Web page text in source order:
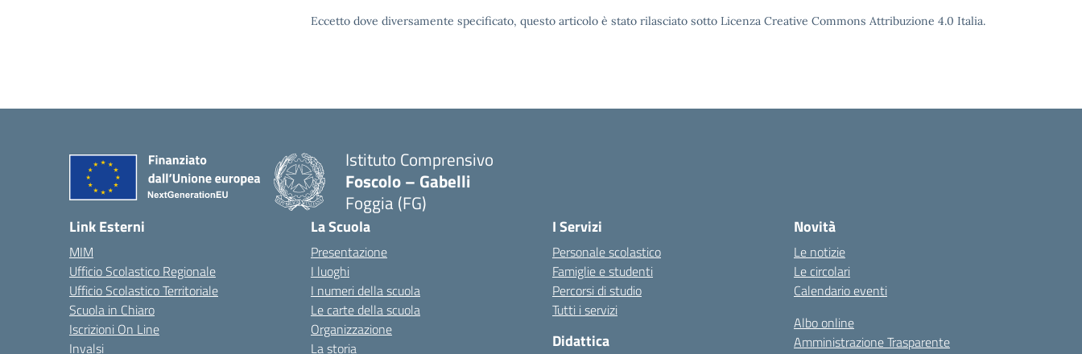
Eccetto dove diversamente specificato, questo articolo è stato rilasciato sotto Licenza Creative Commons Attribuzione 4.0 Italia.
Istituto Comprensivo
Foscolo – Gabelli
Foggia (FG)
— Visita la pagina iniziale della scuola
Link Esterni
MIM
Ufficio Scolastico Regionale
Ufficio Scolastico Territoriale
Scuola in Chiaro
Iscrizioni On Line
Invalsi
La Scuola
Presentazione
I luoghi
I numeri della scuola
Le carte della scuola
Organizzazione
La storia
I Servizi
Personale scolastico
Famiglie e studenti
Percorsi di studio
Tutti i servizi
Didattica
Novità
Le notizie
Le circolari
Calendario eventi
Albo online
Amministrazione Trasparente